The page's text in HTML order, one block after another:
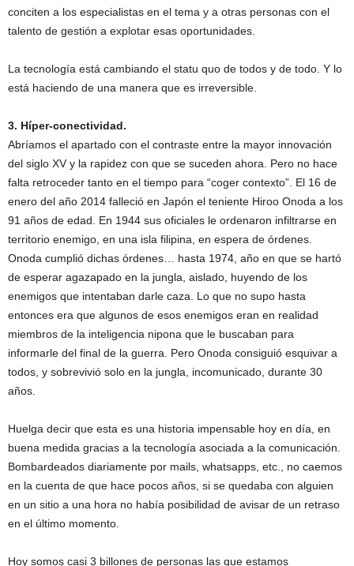
conciten a los especialistas en el tema y a otras personas con el
talento de gestión a explotar esas oportunidades.
La tecnología está cambiando el statu quo de todos y de todo. Y lo
está haciendo de una manera que es irreversible.
3. Híper-conectividad.
Abríamos el apartado con el contraste entre la mayor innovación
del siglo XV y la rapidez con que se suceden ahora. Pero no hace
falta retroceder tanto en el tiempo para “coger contexto”. El 16 de
enero del año 2014 falleció en Japón el teniente Hiroo Onoda a los
91 años de edad. En 1944 sus oficiales le ordenaron infiltrarse en
territorio enemigo, en una isla filipina, en espera de órdenes.
Onoda cumplió dichas órdenes… hasta 1974, año en que se hartó
de esperar agazapado en la jungla, aislado, huyendo de los
enemigos que intentaban darle caza. Lo que no supo hasta
entonces era que algunos de esos enemigos eran en realidad
miembros de la inteligencia nipona que le buscaban para
informarle del final de la guerra. Pero Onoda consiguió esquivar a
todos, y sobrevivió solo en la jungla, incomunicado, durante 30
años.
Huelga decir que esta es una historia impensable hoy en día, en
buena medida gracias a la tecnología asociada a la comunicación.
Bombardeados diariamente por mails, whatsapps, etc., no caemos
en la cuenta de que hace pocos años, si se quedaba con alguien
en un sitio a una hora no había posibilidad de avisar de un retraso
en el último momento.
Hoy somos casi 3 billones de personas las que estamos